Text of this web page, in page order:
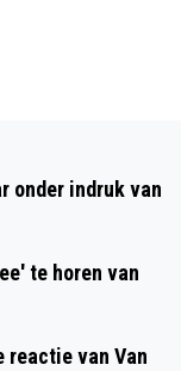
onder indruk van
te horen van
van Van